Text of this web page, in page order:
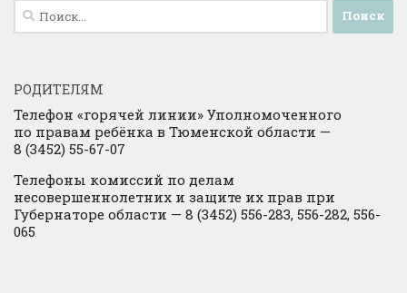
Найти:
РОДИТЕЛЯМ
Телефон «горячей линии» Уполномоченного
по правам ребёнка в Тюменской области —
8 (3452) 55-67-07
Телефоны комиссий по делам
несовершеннолетних и защите их прав при
Губернаторе области — 8 (3452) 556-283, 556-282, 556-
065